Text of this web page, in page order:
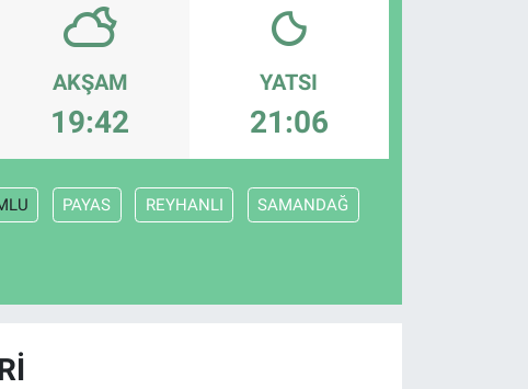
AKŞAM
19:42
YATSI
21:06
PAYAS REYHANLI SAMANDAĞ